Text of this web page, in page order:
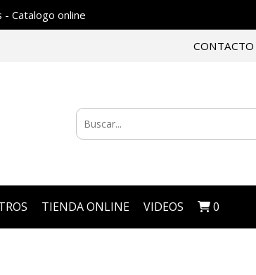
Catalogo online
CONTACTO
TIENDA ONLINE VIDEOS 0